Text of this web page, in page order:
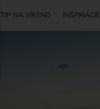
TIP NA VÍKEND INŠPIRÁCIE